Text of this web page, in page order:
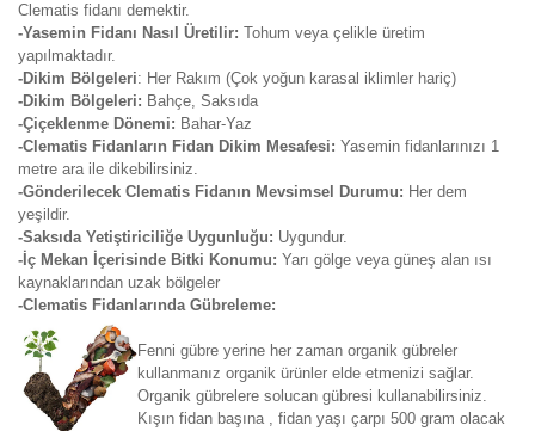
Clematis fidanı demektir.
-Yasemin Fidanı Nasıl Üretilir: Tohum veya çelikle üretim
yapılmaktadır.
-Dikim Bölgeleri: Her Rakım (Çok yoğun karasal iklimler hariç)
-Dikim Bölgeleri: Bahçe, Saksıda
-Çiçeklenme Dönemi: Bahar-Yaz
-Clematis Fidanların Fidan Dikim Mesafesi: Yasemin fidanlarınızı 1
metre ara ile dikebilirsiniz.
-Gönderilecek Clematis Fidanın Mevsimsel Durumu: Her dem
yeşildir.
-Saksıda Yetiştiriciliğe Uygunluğu: Uygundur.
-İç Mekan İçerisinde Bitki Konumu: Yarı gölge veya güneş alan ısı
kaynaklarından uzak bölgeler
-Clematis Fidanlarında Gübreleme:
Fenni gübre yerine her zaman organik gübreler
kullanmanız organik ürünler elde etmenizi sağlar.
Organik gübrelere solucan gübresi kullanabilirsiniz.
Kışın fidan başına , fidan yaşı çarpı 500 gram olacak